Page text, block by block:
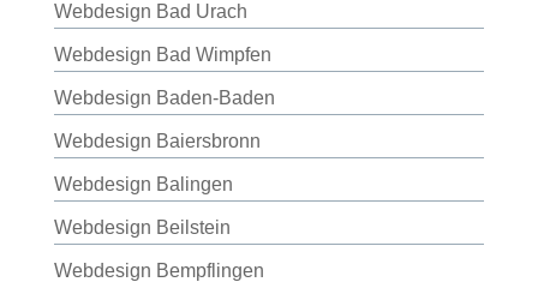
Webdesign Bad Urach
Webdesign Bad Wimpfen
Webdesign Baden-Baden
Webdesign Baiersbronn
Webdesign Balingen
Webdesign Beilstein
Webdesign Bempflingen